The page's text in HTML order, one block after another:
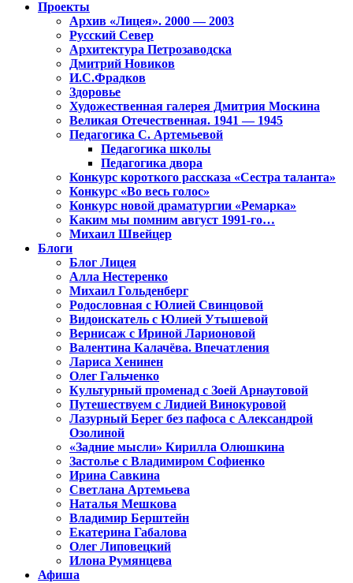
Проекты
Архив «Лицея». 2000 — 2003
Русский Север
Архитектура Петрозаводска
Дмитрий Новиков
И.С.Фрадков
Здоровье
Художественная галерея Дмитрия Москина
Великая Отечественная. 1941 — 1945
Педагогика С. Артемьевой
Педагогика школы
Педагогика двора
Конкурс короткого рассказа «Сестра таланта»
Конкурс «Во весь голос»
Конкурс новой драматургии «Ремарка»
Каким мы помним август 1991-го…
Михаил Швейцер
Блоги
Блог Лицея
Алла Нестеренко
Михаил Гольденберг
Родословная с Юлией Свинцовой
Видоискатель с Юлией Утышевой
Вернисаж с Ириной Ларионовой
Валентина Калачёва. Впечатления
Лариса Хенинен
Олег Гальченко
Культурный променад с Зоей Арнаутовой
Путешествуем с Лидией Винокуровой
Лазурный Берег без пафоса с Александрой
Озолиной
«Задние мысли» Кирилла Олюшкина
Застолье с Владимиром Софиенко
Ирина Савкина
Светлана Артемьева
Наталья Мешкова
Владимир Берштейн
Екатерина Габалова
Олег Липовецкий
Илона Румянцева
Афиша